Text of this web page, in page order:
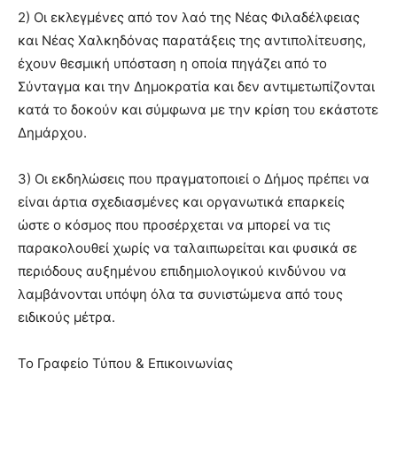
2) Οι εκλεγμένες από τον λαό της Νέας Φιλαδέλφειας
και Νέας Χαλκηδόνας παρατάξεις της αντιπολίτευσης,
έχουν θεσμική υπόσταση η οποία πηγάζει από το
Σύνταγμα και την Δημοκρατία και δεν αντιμετωπίζονται
κατά το δοκούν και σύμφωνα με την κρίση του εκάστοτε
Δημάρχου.
3) Οι εκδηλώσεις που πραγματοποιεί ο Δήμος πρέπει να
είναι άρτια σχεδιασμένες και οργανωτικά επαρκείς
ώστε ο κόσμος που προσέρχεται να μπορεί να τις
παρακολουθεί χωρίς να ταλαιπωρείται και φυσικά σε
περιόδους αυξημένου επιδημιολογικού κινδύνου να
λαμβάνονται υπόψη όλα τα συνιστώμενα από τους
ειδικούς μέτρα.
Το Γραφείο Τύπου & Επικοινωνίας